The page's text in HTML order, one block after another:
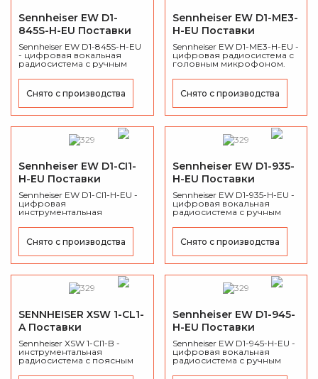
Sennheiser EW D1-
845S-H-EU Поставки
приостановлены
Sennheiser EW D1-845S-H-EU
- цифровая вокальная
радиосистема с ручным
Снято с производства
Sennheiser EW D1-ME3-
H-EU Поставки
приостановлены
Sennheiser EW D1-ME3-H-EU -
цифровая радиосистема с
головным микрофоном.
Снято с производства
Sennheiser EW D1-CI1-
H-EU Поставки
приостановлены
Sennheiser EW D1-CI1-H-EU -
цифровая
инструментальная
Снято с производства
Sennheiser EW D1-935-
H-EU Поставки
приостановлены
Sennheiser EW D1-935-H-EU -
цифровая вокальная
радиосистема с ручным
Снято с производства
SENNHEISER XSW 1-CL1-
A Поставки
приостановлены
Sennheiser XSW 1-CI1-B -
инструментальная
радиосистема с поясным
Sennheiser EW D1-945-
H-EU Поставки
приостановлены
Sennheiser EW D1-945-H-EU -
цифровая вокальная
радиосистема с ручным